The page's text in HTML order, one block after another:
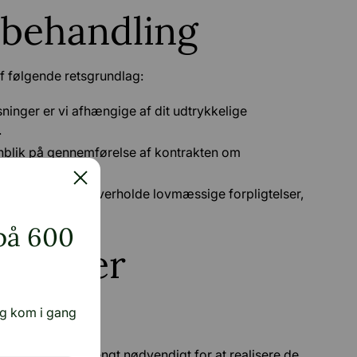
600
kom i gang
følgende retsgrundlag:
er vi afhængige af dit udtrykkelige
på gennemførelse af kontrakten om
for at overholde lovmæssige forpligtelser,